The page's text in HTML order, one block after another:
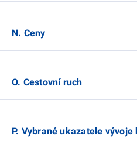
N. Ceny
O. Cestovní ruch
P. Vybrané ukazatele vývoje